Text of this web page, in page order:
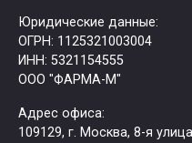
Юридические данные:
ОГРН: 1125321003004
ИНН: 5321154555
ООО "ФАРМА-М"
Адрес офиса:
109129, г. Москва, ​8-я